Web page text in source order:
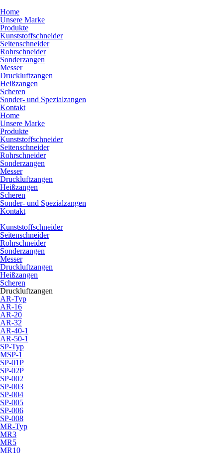
Home
Unsere Marke
Produkte
Kunststoffschneider
Seitenschneider
Rohrschneider
Sonderzangen
Messer
Druckluftzangen
Heißzangen
Scheren
Sonder- und Spezialzangen
Kontakt
Home
Unsere Marke
Produkte
Kunststoffschneider
Seitenschneider
Rohrschneider
Sonderzangen
Messer
Druckluftzangen
Heißzangen
Scheren
Sonder- und Spezialzangen
Kontakt
Kunststoffschneider
Seitenschneider
Rohrschneider
Sonderzangen
Messer
Druckluftzangen
Heißzangen
Scheren
Druckluftzangen
AR-Typ
AR-16
AR-20
AR-32
AR-40-1
AR-50-1
SP-Typ
MSP-1
SP-01P
SP-02P
SP-002
SP-003
SP-004
SP-005
SP-006
SP-008
MR-Typ
MR3
MR5
MR10